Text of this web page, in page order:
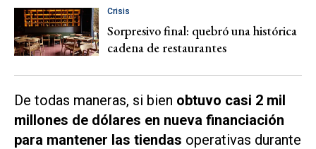
Crisis
Sorpresivo final: quebró una histórica
cadena de restaurantes
De todas maneras, si bien obtuvo casi 2 mil
millones de dólares en nueva financiación
para mantener las tiendas operativas durante